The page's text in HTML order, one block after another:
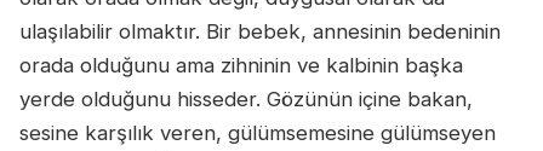
ulaşılabilir olmaktır. Bir bebek, annesinin bedeninin
orada olduğunu ama zihninin ve kalbinin başka
yerde olduğunu hisseder. Gözünün içine bakan,
sesine karşılık veren, gülümsemesine gülümseyen